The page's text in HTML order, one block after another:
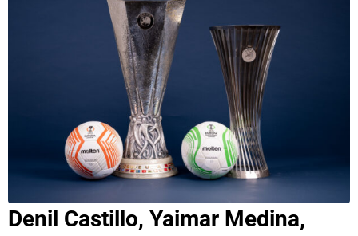
Denil Castillo, Yaimar Medina,